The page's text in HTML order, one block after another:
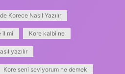
Korece Nasıl Yazılır
il mi Kore kalbi ne
yazılır
Kore seni seviyorum ne demek